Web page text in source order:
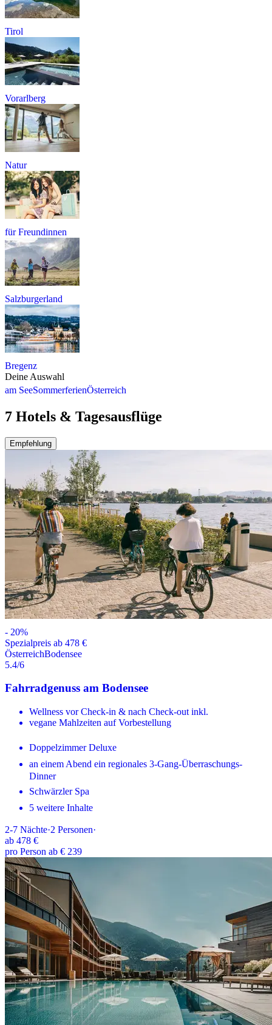
Tirol
Vorarlberg
Natur
für Freundinnen
Salzburgerland
Bregenz
Deine Auswahl
am SeeSommerferienÖsterreich
7 Hotels & Tagesausflüge
Empfehlung
- 20%
Spezialpreis ab 478 €
ÖsterreichBodensee
5.4/6
Fahrradgenuss am Bodensee
Wellness vor Check-in & nach Check-out inkl.
vegane Mahlzeiten auf Vorbestellung
Doppelzimmer Deluxe
an einem Abend ein regionales 3-Gang-Überraschungs-
Dinner
Schwärzler Spa
5 weitere Inhalte
2-7 Nächte·2 Personen·
ab 478 €
pro Person ab € 239